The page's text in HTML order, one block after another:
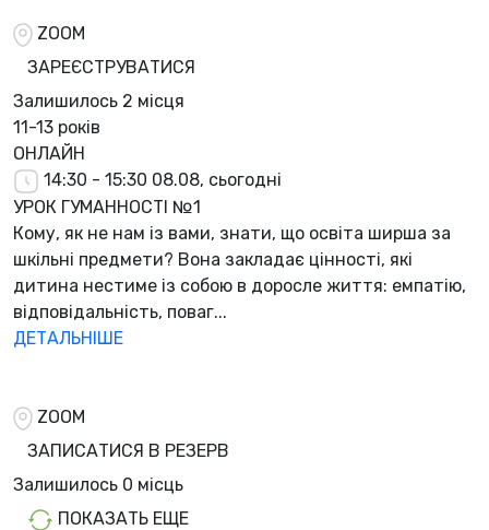
ZOOM
ЗАРЕЄСТРУВАТИСЯ
Залишилось 2 місця
11-13 років
ОНЛАЙН
14:30 - 15:30 08.08, сьогодні
УРОК ГУМАННОСТІ №1
Кому, як не нам із вами, знати, що освіта ширша за
шкільні предмети? Вона закладає цінності, які
дитина нестиме із собою в доросле життя: емпатію,
відповідальність, поваг...
ДЕТАЛЬНІШЕ
ZOOM
ЗАПИСАТИСЯ В РЕЗЕРВ
Залишилось 0 місць
ПОКАЗАТЬ ЕЩЕ